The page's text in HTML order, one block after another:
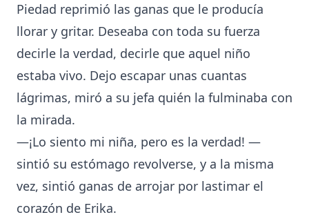
Piedad reprimió las ganas que le producía
llorar y gritar. Deseaba con toda su fuerza
decirle la verdad, decirle que aquel niño
estaba vivo. Dejo escapar unas cuantas
lágrimas, miró a su jefa quién la fulminaba con
la mirada.
—¡Lo siento mi niña, pero es la verdad! —
sintió su estómago revolverse, y a la misma
vez, sintió ganas de arrojar por lastimar el
corazón de Erika.